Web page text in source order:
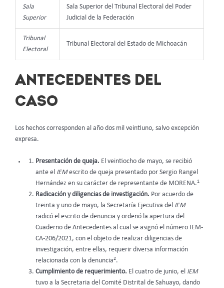
Sala
Superior
Sala Superior del Tribunal Electoral del Poder
Judicial de la Federación
Tribunal
Electoral
Tribunal Electoral del Estado de Michoacán
ANTECEDENTES DEL
CASO
Los hechos corresponden al año dos mil veintiuno, salvo excepción
expresa.
Presentación de queja. El veintiocho de mayo, se recibió
ante el IEMescrito de queja presentado por Sergio Rangel
Hernández en su carácter de representante de MORENA.1
Radicación y diligencias de investigación. Por acuerdo de
treinta y uno de mayo, la Secretaría Ejecutiva del IEM
radicó el escrito de denuncia y ordenó la apertura del
Cuaderno de Antecedentes al cual se asignó el número IEM-
CA-206/2021, con el objeto de realizar diligencias de
investigación, entre ellas, requerir diversa información
relacionada con la denuncia2.
Cumplimiento de requerimiento. El cuatro de junio, el IEM
tuvo a la Secretaria del Comité Distrital de Sahuayo, dando